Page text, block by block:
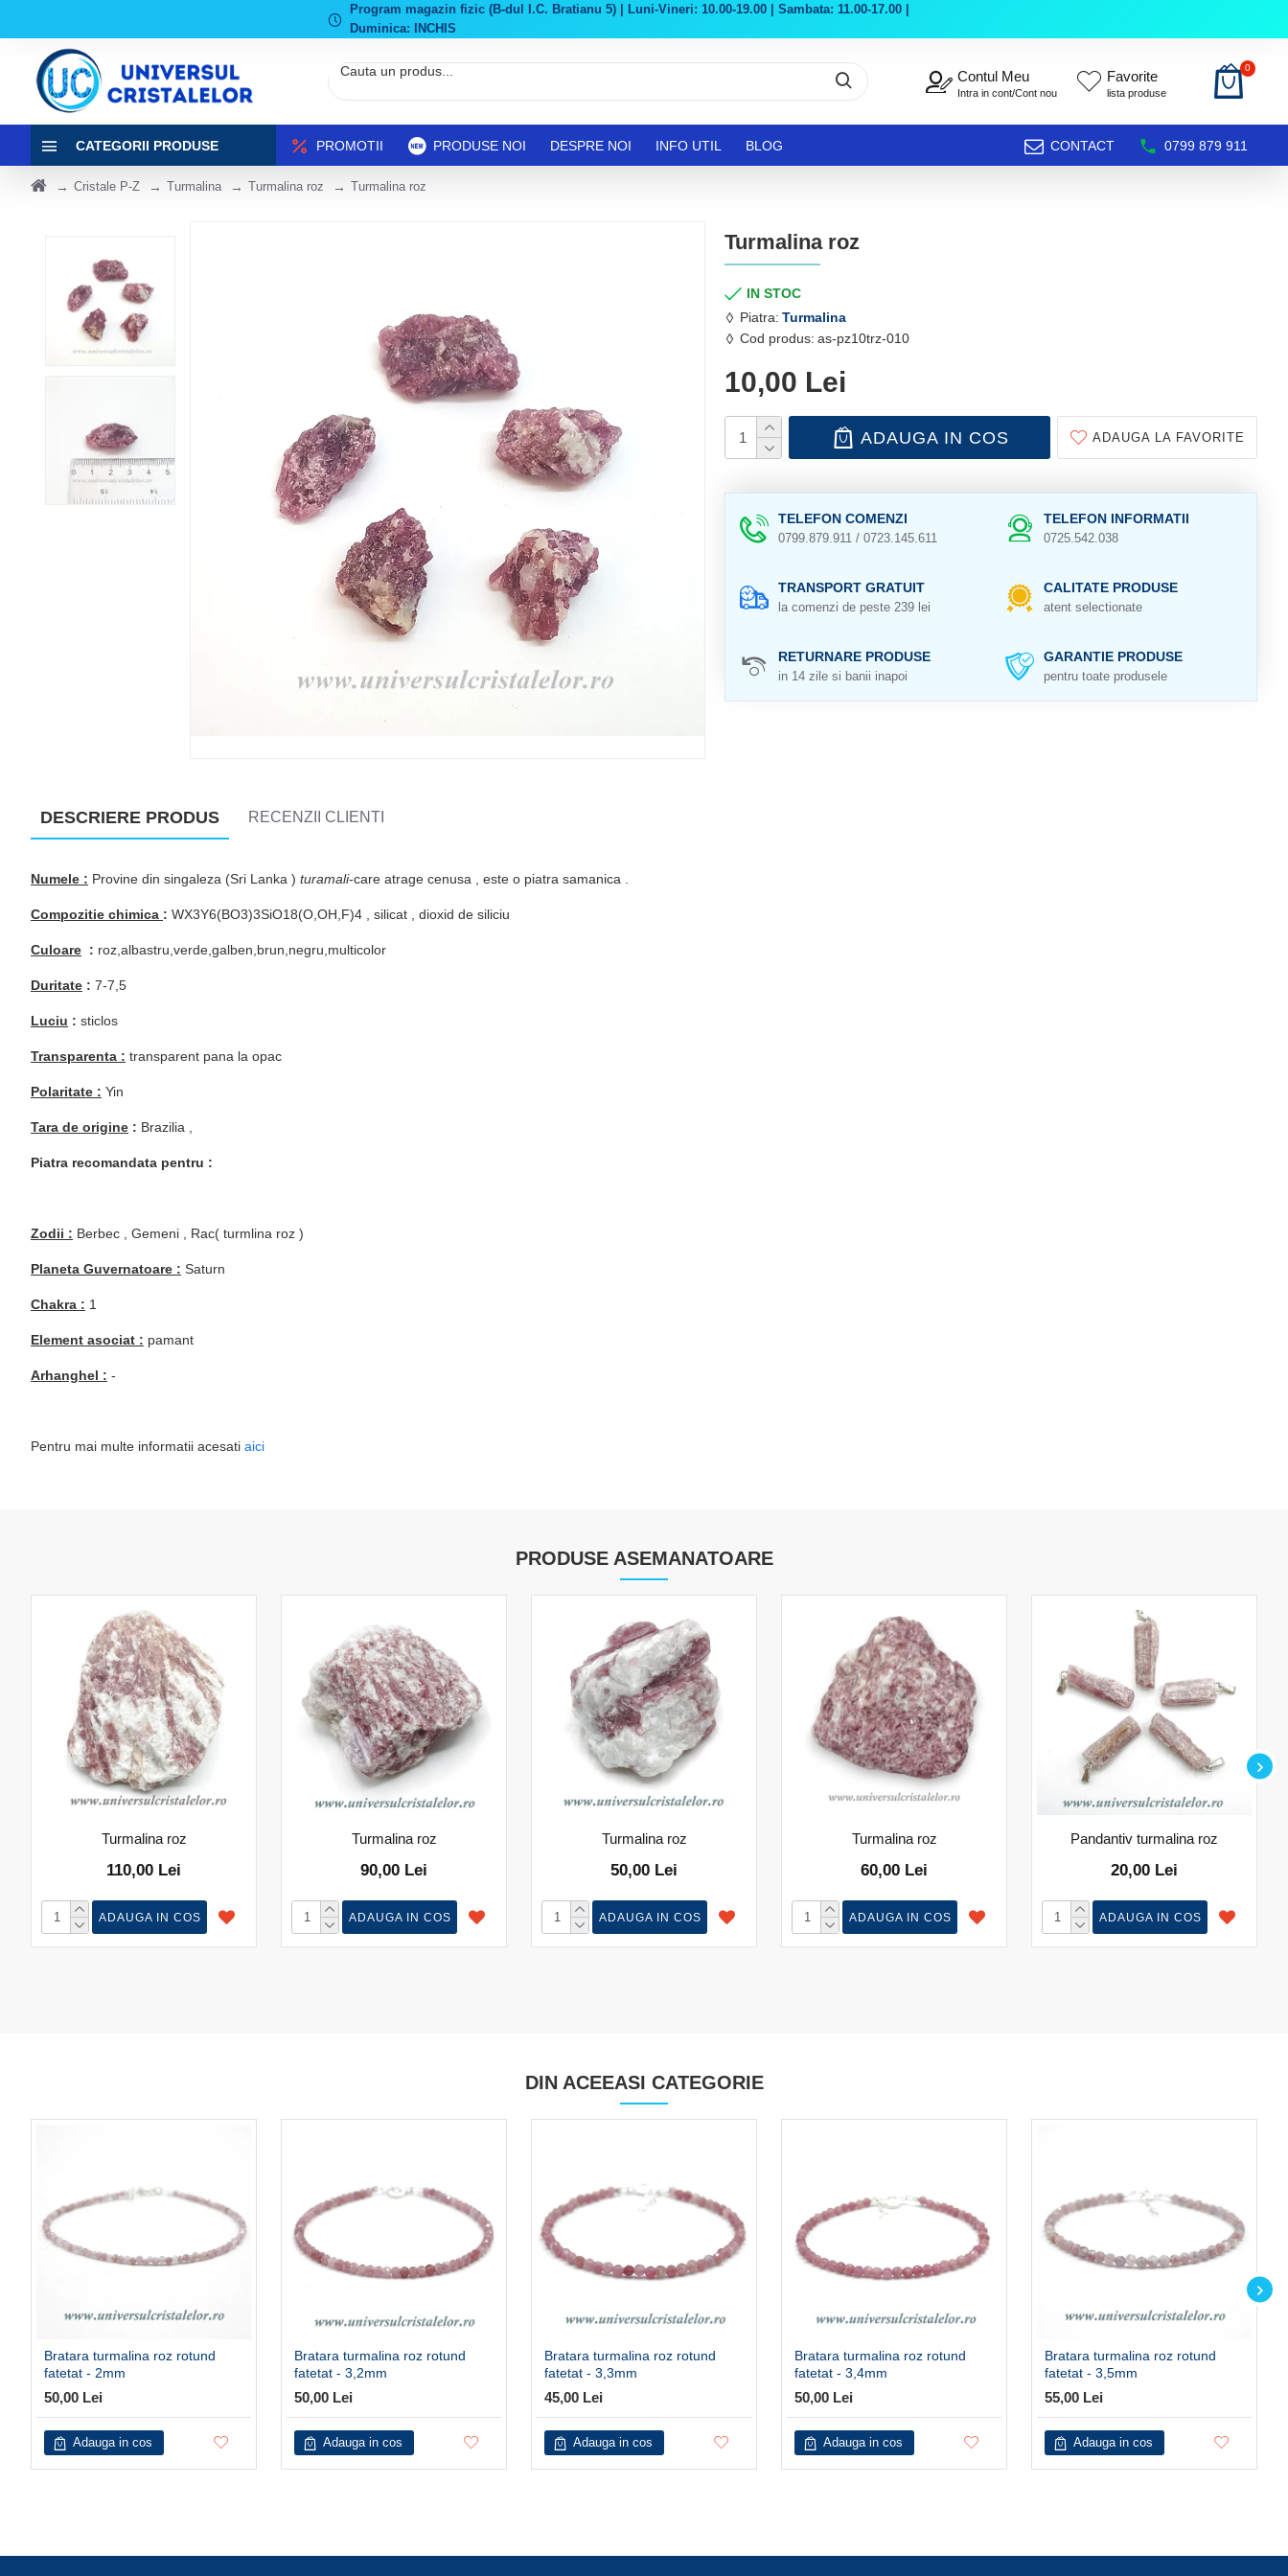
Program magazin fizic (B-dul I.C. Bratianu 5) | Luni-Vineri: 10.00-19.00 | Sambata: 11.00-17.00 |
Duminica: INCHIS
Contul Meu
Intra in cont/Cont nou
Favorite
lista produse
0
CATEGORII PRODUSE PROMOTII PRODUSE NOI DESPRE NOI INFO UTIL BLOG CONTACT 0799 879 911
Cristale P-Z Turmalina Turmalina roz Turmalina roz
Turmalina roz
IN STOC
Piatra: Turmalina
Cod produs: as-pz10trz-010
10,00 Lei
ADAUGA IN COS ADAUGA LA FAVORITE
TELEFON COMENZI
0799.879.911 / 0723.145.611
TELEFON INFORMATII
0725.542.038
TRANSPORT GRATUIT
la comenzi de peste 239 lei
CALITATE PRODUSE
atent selectionate
RETURNARE PRODUSE
in 14 zile si banii inapoi
GARANTIE PRODUSE
pentru toate produsele
DESCRIERE PRODUS RECENZII CLIENTI
Numele : Provine din singaleza (Sri Lanka ) turamali-care atrage cenusa , este o piatra samanica .
Compozitie chimica : WX3Y6(BO3)3SiO18(O,OH,F)4 , silicat , dioxid de siliciu
Culoare : roz,albastru,verde,galben,brun,negru,multicolor
Duritate : 7-7,5
Luciu : sticlos
Transparenta : transparent pana la opac
Polaritate : Yin
Tara de origine : Brazilia ,
Piatra recomandata pentru :
Zodii : Berbec , Gemeni , Rac( turmlina roz )
Planeta Guvernatoare : Saturn
Chakra : 1
Element asociat : pamant
Arhanghel : -
Pentru mai multe informatii acesati aici
PRODUSE ASEMANATOARE
Turmalina roz
110,00 Lei
ADAUGA IN COS
Turmalina roz
90,00 Lei
ADAUGA IN COS
Turmalina roz
50,00 Lei
ADAUGA IN COS
Turmalina roz
60,00 Lei
ADAUGA IN COS
Pandantiv turmalina roz
20,00 Lei
ADAUGA IN COS
DIN ACEEASI CATEGORIE
Bratara turmalina roz rotund
fatetat - 2mm
50,00 Lei
Adauga in cos
Bratara turmalina roz rotund
fatetat - 3,2mm
50,00 Lei
Adauga in cos
Bratara turmalina roz rotund
fatetat - 3,3mm
45,00 Lei
Adauga in cos
Bratara turmalina roz rotund
fatetat - 3,4mm
50,00 Lei
Adauga in cos
Bratara turmalina roz rotund
fatetat - 3,5mm
55,00 Lei
Adauga in cos